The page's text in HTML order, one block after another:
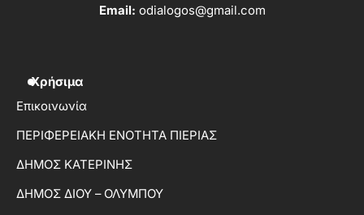
Email: odialogos@gmail.com
Χρήσιμα
Επικοινωνία
ΠΕΡΙΦΕΡΕΙΑΚΗ ΕΝΟΤΗΤΑ ΠΙΕΡΙΑΣ
ΔΗΜΟΣ ΚΑΤΕΡΙΝΗΣ
ΔΗΜΟΣ ΔΙΟΥ – ΟΛΥΜΠΟΥ